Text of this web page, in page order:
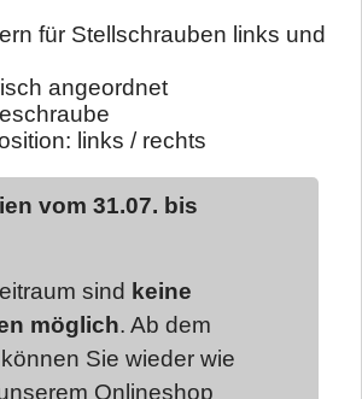
für Stellschrauben links und
angeordnet
links / rechts
vom 31.07. bis
sind keine
möglich. Ab dem
können Sie wieder wie
Onlineshop